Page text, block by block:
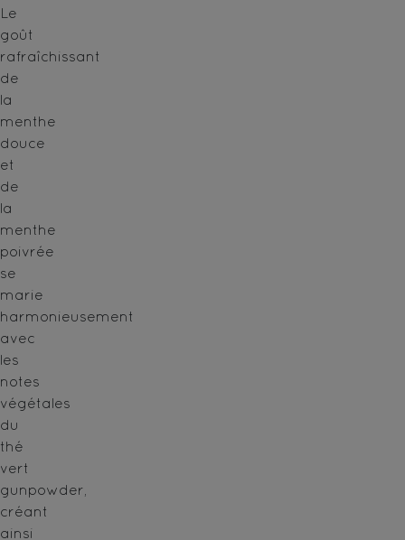
Le
goût
rafraîchissant
de
la
menthe
douce
et
de
la
menthe
poivrée
se
marie
harmonieusement
avec
les
notes
végétales
du
thé
vert
gunpowder,
créant
ainsi